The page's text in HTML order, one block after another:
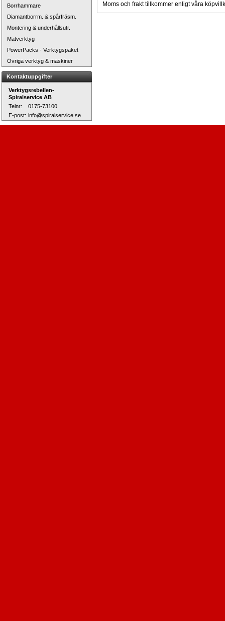
Borrhammare
Diamantborrm. & spårfräsm.
Montering & underhållsutr.
Mätverktyg
PowerPacks - Verktygspaket
Övriga verktyg & maskiner
Kontaktuppgifter
Verktygsrebellen-
Spiralservice AB
Telnr:
0175-73100
E-post: info@spiralservice.se
Moms och frakt tillkommer enligt våra